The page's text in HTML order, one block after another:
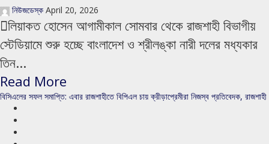
নিউজডেস্ক April 20, 2026
লিয়াকত হোসেন আগামীকাল সোমবার থেকে রাজশাহী বিভাগীয়
স্টেডিয়ামে শুরু হচ্ছে বাংলাদেশ ও শ্রীলঙ্কা নারী দলের মধ্যকার
তিন...
Read More
বিসিএলের সফল সমাপ্তি: এবার রাজশাহীতে বিপিএল চায় ক্রীড়াপ্রেমীরা ​নিজস্ব প্রতিবেদক, রাজশাহী